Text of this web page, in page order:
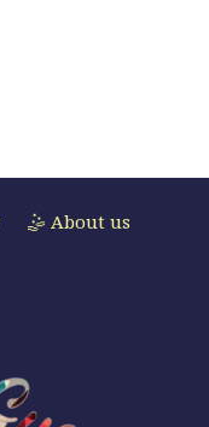
🤹 About us